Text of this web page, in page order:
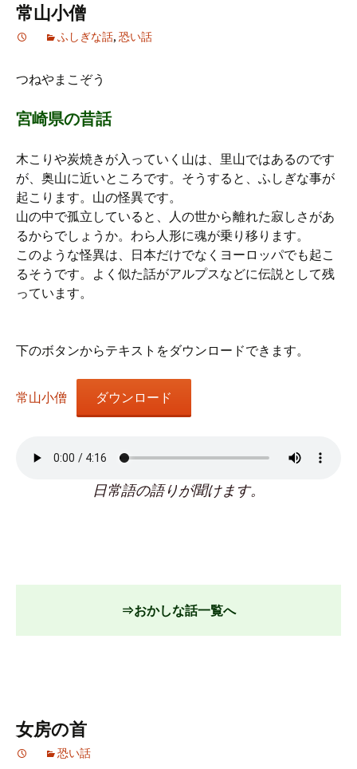
常山小僧
ふしぎな話, 恐い話
つねやまこぞう
宮崎県の昔話
木こりや炭焼きが入っていく山は、里山ではあるのです
が、奥山に近いところです。そうすると、ふしぎな事が
起こります。山の怪異です。
山の中で孤立していると、人の世から離れた寂しさがあ
るからでしょうか。わら人形に魂が乗り移ります。
このような怪異は、日本だけでなくヨーロッパでも起こ
るそうです。よく似た話がアルプスなどに伝説として残
っています。
下のボタンからテキストをダウンロードできます。
常山小僧 ダウンロード
日常語の語りが聞けます。
⇒おかしな話一覧へ
女房の首
恐い話